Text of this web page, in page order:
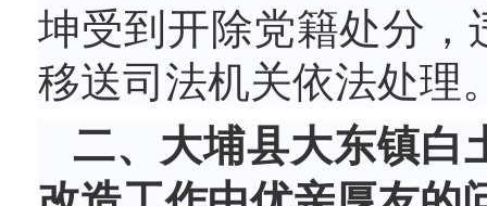
坤受到开除党籍处分
移送司法机关依法处理
二、大埔县大东镇白